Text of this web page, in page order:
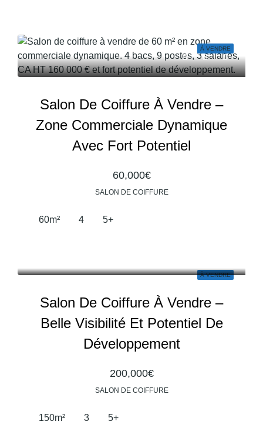
À VENDRE
Salon De Coiffure À Vendre –
Zone Commerciale Dynamique
Avec Fort Potentiel
60,000€
SALON DE COIFFURE
60m² 4 5+
À VENDRE
Salon De Coiffure À Vendre –
Belle Visibilité Et Potentiel De
Développement
200,000€
SALON DE COIFFURE
150m² 3 5+